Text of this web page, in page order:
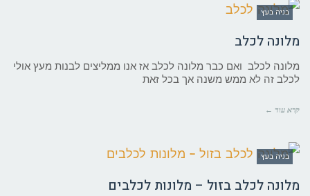
בניה בעץ
מלונה לכלב
מלונה לכלב ואם כבר מלונה לכלב אז אנו ממליצים לבנות מעץ אולי
לכלב זה לא ממש משנה אך בכל זאת
קרא עוד ←
בניה בעץ
מלונה לכלב בזול – מלונות לכלבים